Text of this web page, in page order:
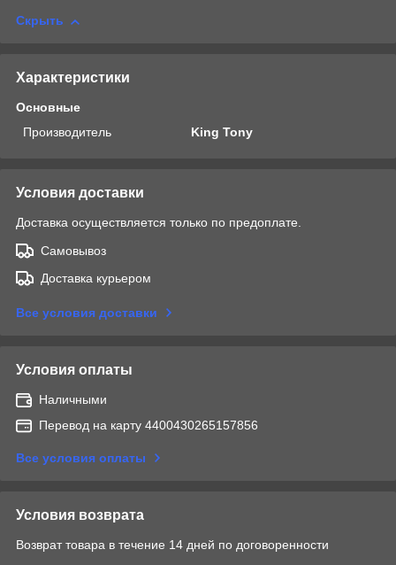
Скрыть
Характеристики
Основные
Производитель
King Tony
Условия доставки
Доставка осуществляется только по предоплате.
Самовывоз
Доставка курьером
Все условия доставки
Условия оплаты
Наличными
Перевод на карту 4400430265157856
Все условия оплаты
Условия возврата
Возврат товара в течение 14 дней по договоренности